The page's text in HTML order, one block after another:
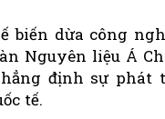
biến dừa công
Nguyên liệu Á
định sự phát
tế.